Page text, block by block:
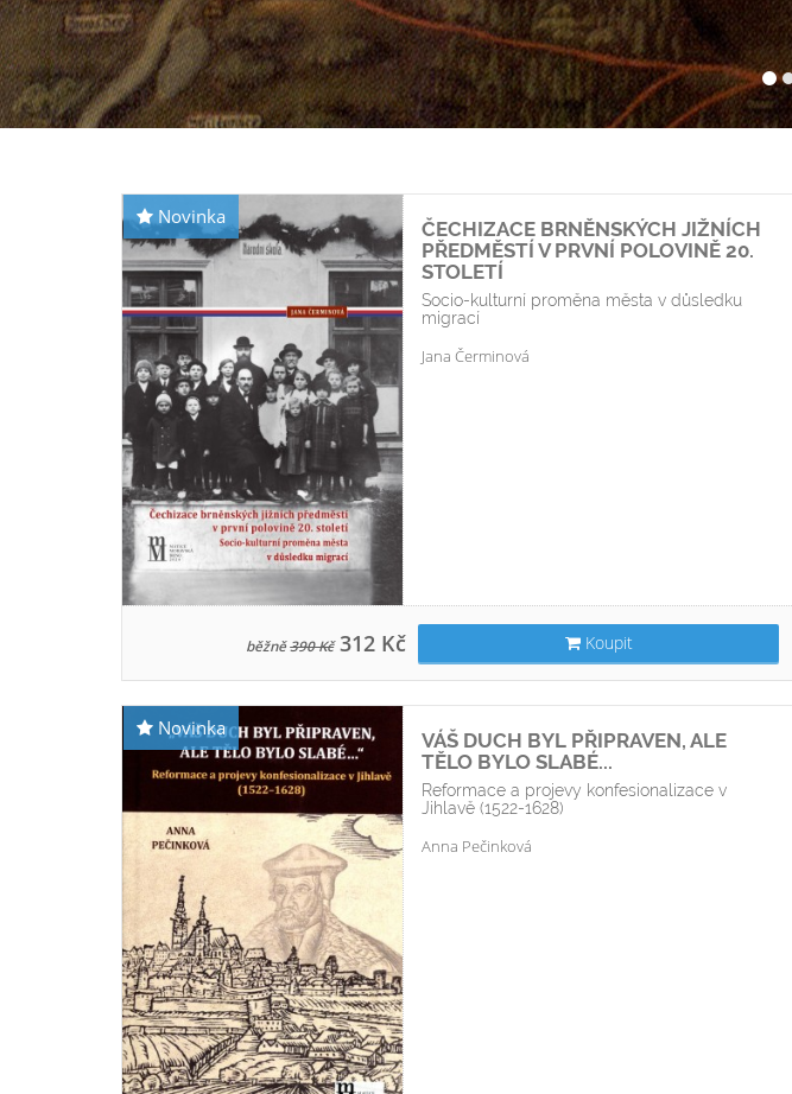
Novinka
ČECHIZACE BRNĚNSKÝCH JIŽNÍCH
PŘEDMĚSTÍ V PRVNÍ POLOVINĚ 20.
STOLETÍ
Socio-kulturní proměna města v důsledku
migrací
Jana Čerminová
běžně390 Kč 312 Kč Koupit
Novinka
VÁŠ DUCH BYL PŘIPRAVEN, ALE
TĚLO BYLO SLABÉ...
Reformace a projevy konfesionalizace v
Jihlavě (1522-1628)
Anna Pečinková